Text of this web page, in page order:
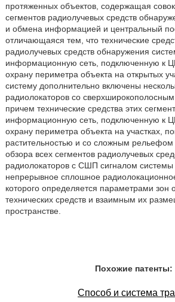
протяженных объектов, содержащая
сегментов радиолучевых средств
и обмена информацией и центральный
отличающаяся тем, что технические
радиолучевых средств обнаружения
информационную сеть, подключенную к
охрану периметра объекта на открытых
систему дополнительно включены
радиолокаторов со
причем технические средства этих
информационную сеть, подключенную к
охрану периметра объекта на участках,
растительностью и со сложным рельефом
обзора всех сегментов радиолучевых
радиолокаторов с СШП сигналом системы
непрерывное сплошное
которого определяется параметрами зон
технических средств и взаимным их
пространстве.
Похожие патенты:
Способ и система